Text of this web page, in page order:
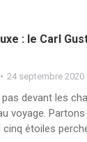
: le Carl
24 septembre 2020
devant les
voyage.
étoiles